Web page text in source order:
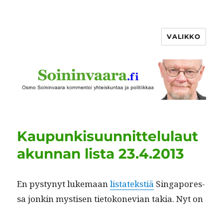
VALIKKO
Kaupunkisuunnittelulaut
akunnan lista 23.4.2013
En pystynyt luke­maanlis­tatek­stiä Sin­ga­pores­
sa jonkin mys­tisen tietokone­vian takia. Nyt on